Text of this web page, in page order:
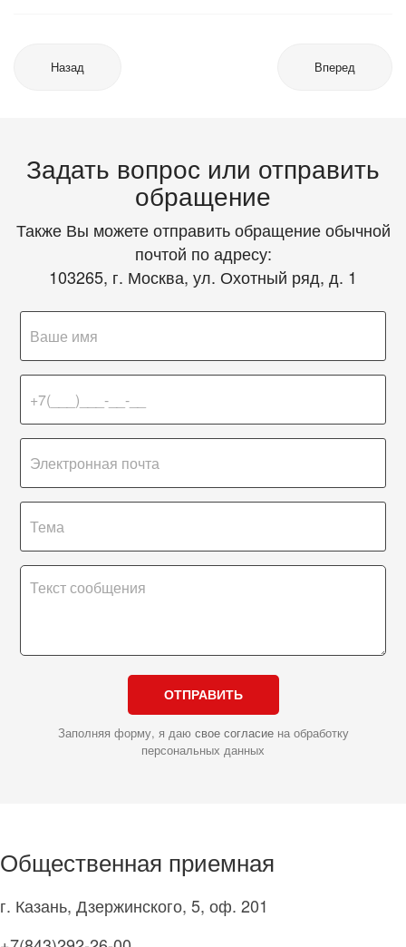
Назад Вперед
Задать вопрос или отправить
обращение
Также Вы можете отправить обращение обычной
почтой по адресу:
103265, г. Москва, ул. Охотный ряд, д. 1
ОТПРАВИТЬ
Заполняя форму, я даю свое согласиена обработку
персональных данных
Общественная приемная
г. Казань, Дзержинского, 5, оф. 201